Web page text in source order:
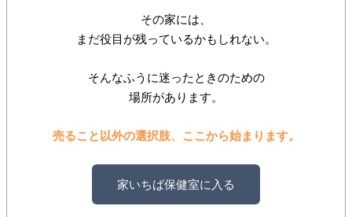
その家には、
まだ役目が残っているかもしれない。
そんなふうに迷ったときのための
場所があります。
売ること以外の選択肢、ここから始まります。
家いちば保健室に入る